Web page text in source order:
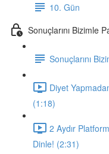
10. Gün
Sonuçlarını Bizimle
Sonuçlarını
Diyet
(1:18)
2 Aydır
Dinle! (2:31)